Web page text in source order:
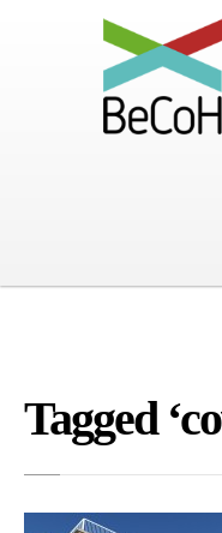
Tagged